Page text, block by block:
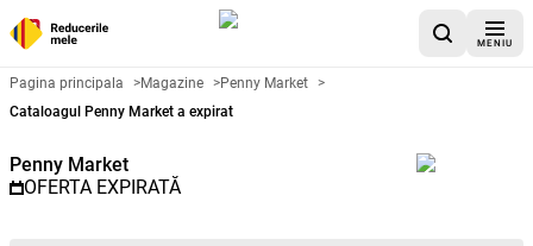
MENIU
Catalog promoțional Penny
Pagina principala >Magazine >Penny Market >
Cataloagul Penny Market a expirat
Penny Market
OFERTA EXPIRATĂ